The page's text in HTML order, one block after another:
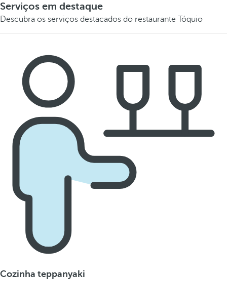
Serviços em destaque
Descubra os serviços destacados do restaurante Tóquio
Cozinha teppanyaki